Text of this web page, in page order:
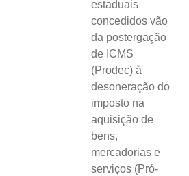
estaduais
concedidos vão
da postergação
de ICMS
(Prodec) à
desoneração do
imposto na
aquisição de
bens,
mercadorias e
serviços (Pró-